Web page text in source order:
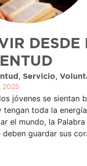
DESDE
, Servicio,
2025
jóvenes se sientan
tengan toda la
el mundo, la
deben guardar sus